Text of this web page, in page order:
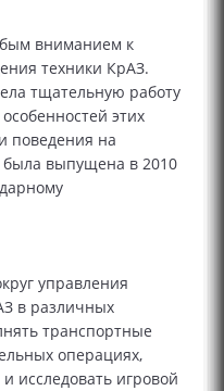
вниманием к
техники КрАЗ.
тщательную работу
этих
поведения на
была выпущена в 2010
управления
в различных
транспортные
операциях,
исследовать игровой